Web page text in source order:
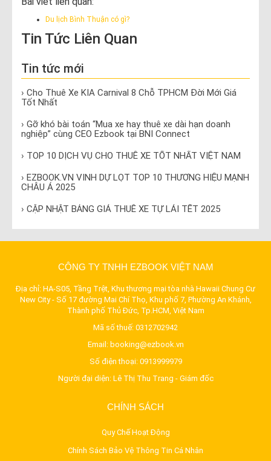
Du lịch Bình Thuận có gì?
Tin Tức Liên Quan
Tin tức mới
› Cho Thuê Xe KIA Carnival 8 Chỗ TPHCM Đời Mới Giá
Tốt Nhất
› Gỡ khó bài toán “Mua xe hay thuê xe dài hạn doanh
nghiệp” cùng CEO Ezbook tại BNI Connect
› TOP 10 DỊCH VỤ CHO THUÊ XE TỐT NHẤT VIỆT NAM
› EZBOOK.VN VINH DỰ LỌT TOP 10 THƯƠNG HIỆU MẠNH
CHÂU Á 2025
› CẬP NHẬT BẢNG GIÁ THUÊ XE TỰ LÁI TẾT 2025
CÔNG TY TNHH EZBOOK VIỆT NAM
Địa chỉ: HA-S05, Tầng Trệt, Khu thương mại tòa nhà Hawaii Chung Cư
New City - Số 17 đường Mai Chí Thọ, Khu phố 7, Phường An Khánh,
Thành phố Thủ Đức, Tp.HCM, Việt Nam
Mã số thuế: 0312702942
Email: booking@ezbook.vn
Số điện thoại: 0913999979
Người đại diện: Lê Thị Thu Trang - Giám đốc
CHÍNH SÁCH
Quy Chế Hoạt Động
Chính Sách Bảo Vệ Thông Tin Cá Nhân